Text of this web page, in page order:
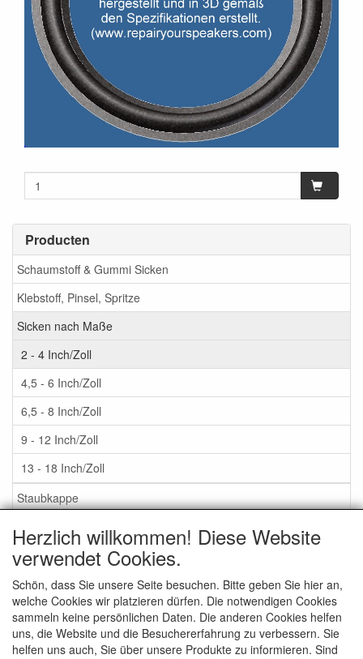
Producten
Schaumstoff & Gummi Sicken
Klebstoff, Pinsel, Spritze
Sicken nach Maße
2 - 4 Inch/Zoll
4,5 - 6 Inch/Zoll
6,5 - 8 Inch/Zoll
9 - 12 Inch/Zoll
13 - 18 Inch/Zoll
Staubkappe
Service
Schaumstoff oder Gummi Sicken?
Wichtig bei Bestellung
Herzlich willkommen! Diese Website
verwendet Cookies.
Schön, dass Sie unsere Seite besuchen. Bitte geben Sie hier an,
welche Cookies wir platzieren dürfen. Die notwendigen Cookies
sammeln keine persönlichen Daten. Die anderen Cookies helfen
uns, die Website und die Besuchererfahrung zu verbessern. Sie
helfen uns auch, Sie über unsere Produkte zu informieren. Sind